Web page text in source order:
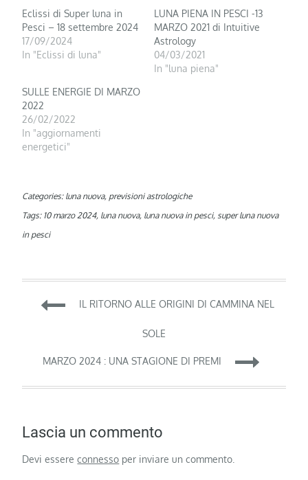
Eclissi di Super luna in
Pesci – 18 settembre 2024
17/09/2024
In "Eclissi di luna"
LUNA PIENA IN PESCI -13
MARZO 2021 di Intuitive
Astrology
04/03/2021
In "luna piena"
SULLE ENERGIE DI MARZO
2022
26/02/2022
In "aggiornamenti
energetici"
Categories: luna nuova, previsioni astrologiche
Tags: 10 marzo 2024, luna nuova, luna nuova in pesci, super luna nuova
in pesci
Navigazione
IL RITORNO ALLE ORIGINI DI CAMMINA NEL
SOLE
MARZO 2024 : UNA STAGIONE DI PREMI
Lascia un commento
Devi essereconnesso per inviare un commento.